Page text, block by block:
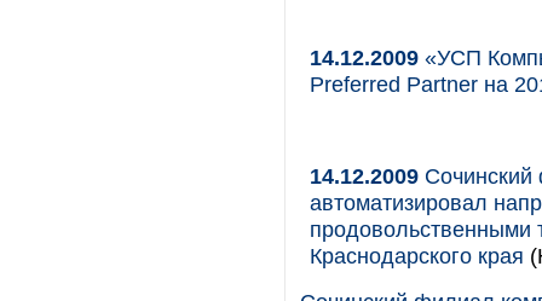
14.12.2009 «УСП
Preferred Partner на
14.12.2009
автоматизировал
продовольственными
Краснодарского края